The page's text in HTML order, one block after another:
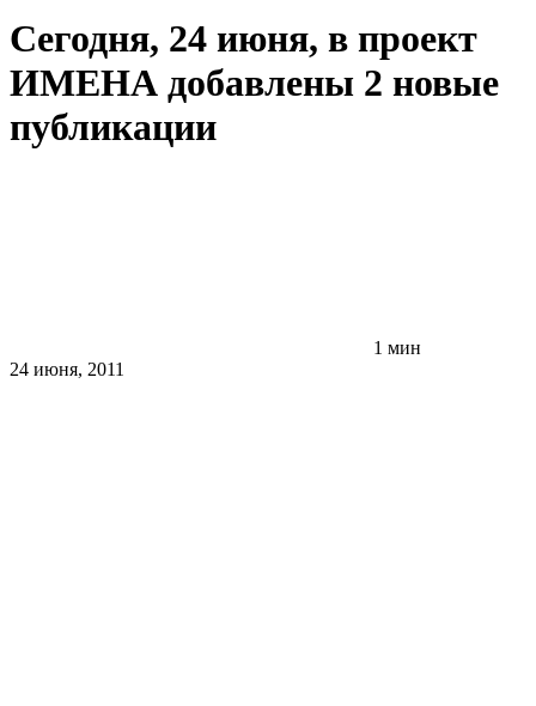
Сегодня, 24 июня, в проект
ИМЕНА добавлены 2 новые
публикации
1 мин
24 июня, 2011